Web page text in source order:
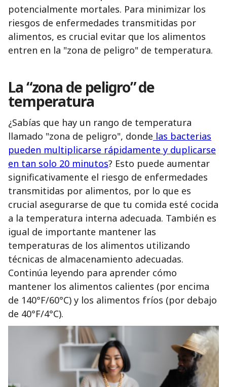
potencialmente mortales. Para minimizar los
riesgos de enfermedades transmitidas por
alimentos, es crucial evitar que los alimentos
entren en la "zona de peligro" de temperatura.
La “zona de peligro” de
temperatura
¿Sabías que hay un rango de temperatura
llamado "zona de peligro", donde las bacterias
pueden multiplicarse rápidamente y duplicarse
en tan solo 20 minutos? Esto puede aumentar
significativamente el riesgo de enfermedades
transmitidas por alimentos, por lo que es
crucial asegurarse de que tu comida esté cocida
a la temperatura interna adecuada. También es
igual de importante mantener las
temperaturas de los alimentos utilizando
técnicas de almacenamiento adecuadas.
Continúa leyendo para aprender cómo
mantener los alimentos calientes (por encima
de 140°F/60°C) y los alimentos fríos (por debajo
de 40°F/4°C).